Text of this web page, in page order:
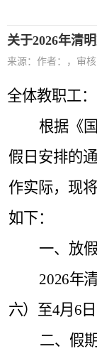
关于2026年清
来源： 作者：，审核
全体教职工：
根据《
假日安排的
作实际，现
如下：
一、放
2026年
六）至4月 6
二、假